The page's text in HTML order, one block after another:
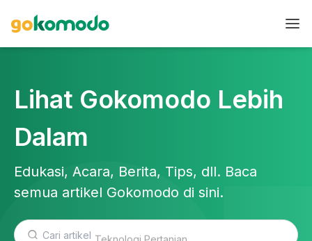
Lihat Gokomodo Lebih
Dalam
Edukasi, Acara, Berita, Tips, dll. Baca
semua artikel Gokomodo di sini.
Teknologi Pertanian